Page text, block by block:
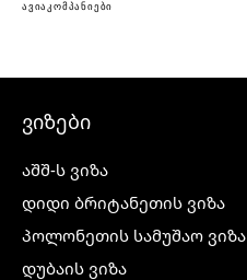
ავიაკომპანიები
ვიზები
აშშ-ს ვიზა
დიდი ბრიტანეთის ვიზა
პოლონეთის სამუშაო ვიზა
დუბაის ვიზა